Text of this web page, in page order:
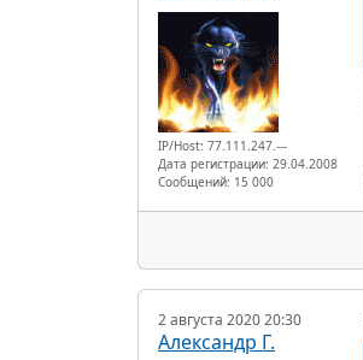
IP/Host: 77.111.247.---
Дата регистрации: 29.04.2008
Сообщений: 15 000
2 августа 2020 20:30
Александр Г.